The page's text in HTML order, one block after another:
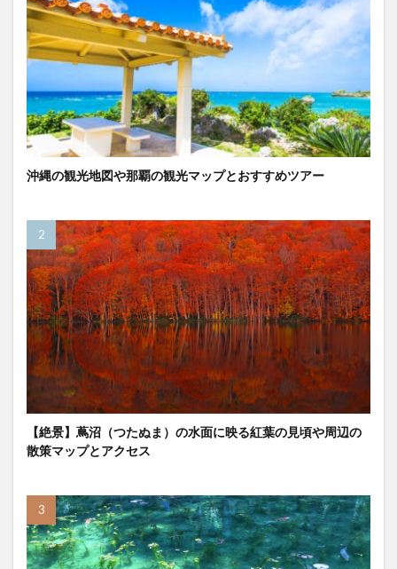
沖縄の観光地図や那覇の観光マップとおすすめツアー
【絶景】蔦沼（つたぬま）の水面に映る紅葉の見頃や周辺の
散策マップとアクセス